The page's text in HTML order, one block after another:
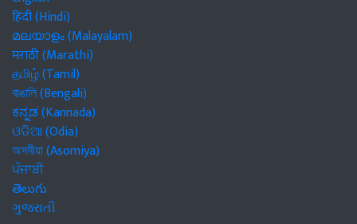
हिंदी (Hindi)
മലയാളം (Malayalam)
मराठी (Marathi)
தமிழ் (Tamil)
বাঙালি (Bengali)
ಕನ್ನಡ (Kannada)
ଓଡିଆ (Odia)
অসমীয়া (Asomiya)
ਪੰਜਾਬੀ
తెలుగు
ગુજરાતી